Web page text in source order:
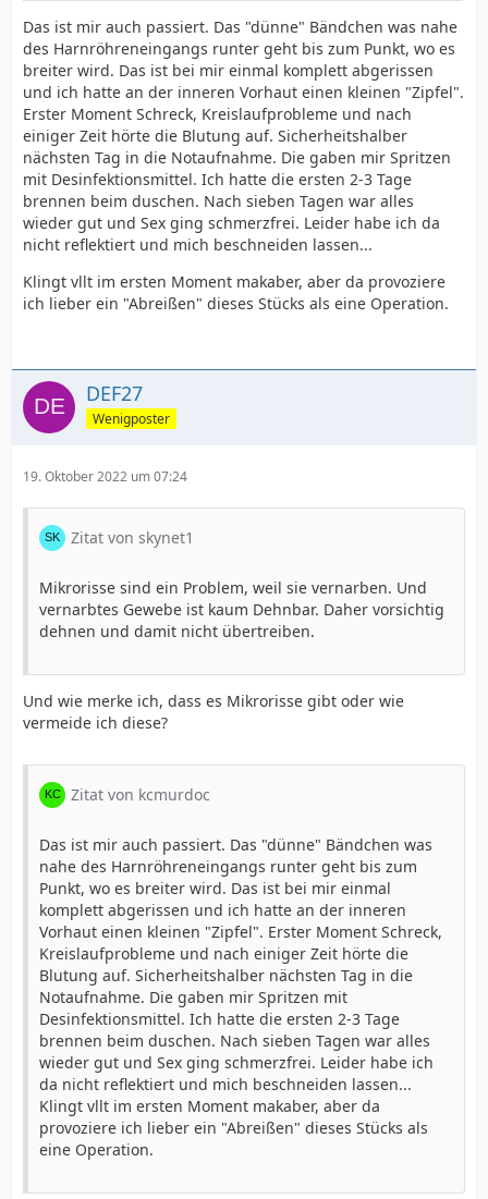
Das ist mir auch passiert. Das "dünne" Bändchen was nahe
des Harnröhreneingangs runter geht bis zum Punkt, wo es
breiter wird. Das ist bei mir einmal komplett abgerissen
und ich hatte an der inneren Vorhaut einen kleinen "Zipfel".
Erster Moment Schreck, Kreislaufprobleme und nach
einiger Zeit hörte die Blutung auf. Sicherheitshalber
nächsten Tag in die Notaufnahme. Die gaben mir Spritzen
mit Desinfektionsmittel. Ich hatte die ersten 2-3 Tage
brennen beim duschen. Nach sieben Tagen war alles
wieder gut und Sex ging schmerzfrei. Leider habe ich da
nicht reflektiert und mich beschneiden lassen...
Klingt vllt im ersten Moment makaber, aber da provoziere
ich lieber ein "Abreißen" dieses Stücks als eine Operation.
DEF27
Wenigposter
19. Oktober 2022 um 07:24
Zitat von skynet1
Mikrorisse sind ein Problem, weil sie vernarben. Und
vernarbtes Gewebe ist kaum Dehnbar. Daher vorsichtig
dehnen und damit nicht übertreiben.
Und wie merke ich, dass es Mikrorisse gibt oder wie
vermeide ich diese?
Zitat von kcmurdoc
Das ist mir auch passiert. Das "dünne" Bändchen was
nahe des Harnröhreneingangs runter geht bis zum
Punkt, wo es breiter wird. Das ist bei mir einmal
komplett abgerissen und ich hatte an der inneren
Vorhaut einen kleinen "Zipfel". Erster Moment Schreck,
Kreislaufprobleme und nach einiger Zeit hörte die
Blutung auf. Sicherheitshalber nächsten Tag in die
Notaufnahme. Die gaben mir Spritzen mit
Desinfektionsmittel. Ich hatte die ersten 2-3 Tage
brennen beim duschen. Nach sieben Tagen war alles
wieder gut und Sex ging schmerzfrei. Leider habe ich
da nicht reflektiert und mich beschneiden lassen...
Klingt vllt im ersten Moment makaber, aber da
provoziere ich lieber ein "Abreißen" dieses Stücks als
eine Operation.